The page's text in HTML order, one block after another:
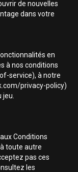
de nouvelles
dans votre
en
à nos conditions
service), à notre
privacy-policy)
Conditions
toute autre
pas ces
les